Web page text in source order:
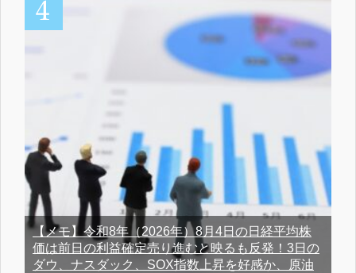
【メモ】令和8年（2026年）8月4日の日経平均株
価は前日の利益確定売り進むと映るも反発！3日の
ダウ、ナスダック、SOX指数上昇を好感か、原油